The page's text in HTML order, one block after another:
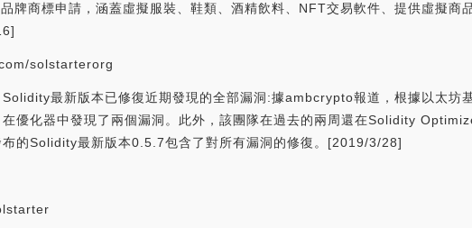
牌商標申請，涵蓋虛擬服裝、鞋類、酒精飲料、NFT交易軟件、提供虛擬
solstarterorg
最新版本已修復近期發現的全部漏洞:據ambcrypto報道，根據以太坊
優化器中發現了兩個漏洞。此外，該團隊在過去的兩周還在Solidity
布的Solidity最新版本0.5.7包含了對所有漏洞的修復。[2019/3/28]